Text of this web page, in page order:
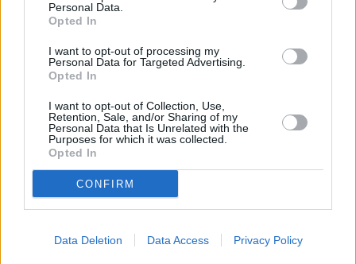
Personal Data.
Opted In
I want to opt-out of processing my
Personal Data for Targeted Advertising.
Opted In
I want to opt-out of Collection, Use,
Retention, Sale, and/or Sharing of my
Personal Data that Is Unrelated with the
Purposes for which it was collected.
Opted In
CONFIRM
Data Deletion Data Access Privacy Policy
Χρούμπα, η Σέρβα Τόπιτς, η Κύπρια Χαραλάμπους και οι
19/05/2022 • 13:51